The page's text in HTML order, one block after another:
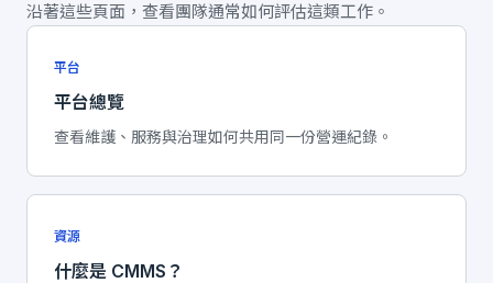
沿著這些頁面，查看團隊通常如何評估這類工作。
平台
平台總覽
查看維護、服務與治理如何共用同一份營運紀錄。
資源
什麼是 CMMS？